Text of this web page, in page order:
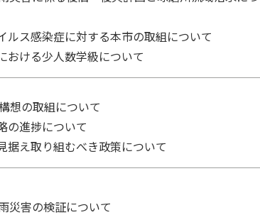
ルス感染症に対する本市の取組について
おける少人数学級について
想の取組について
の進捗について
据え取り組むべき政策について
災害の検証について